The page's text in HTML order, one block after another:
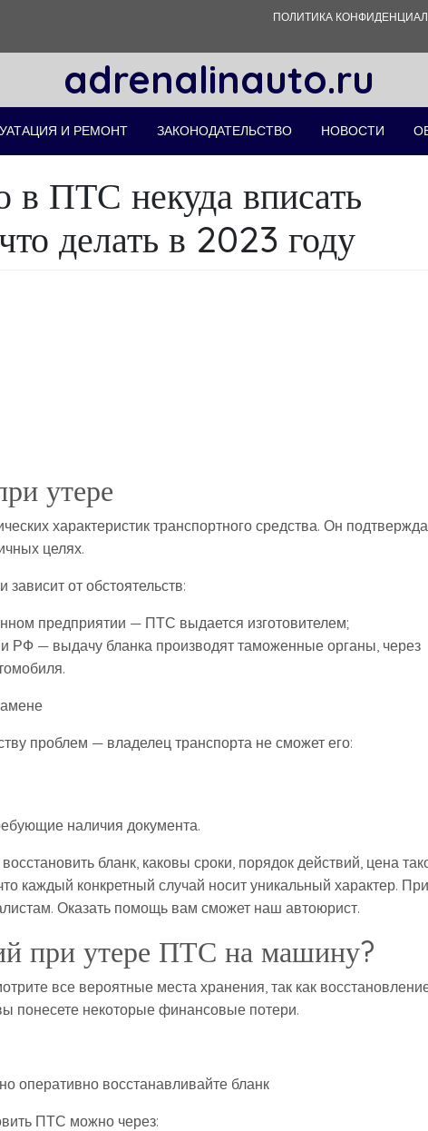
ПОЛИТИКА
adrenalinauto.ru
И РЕМОНТ ЗАКОНОДАТЕЛЬСТВО НОВОСТИ
в ПТС некуда вписать
делать в 2023 году
утере
характеристик транспортного средства. Он
целях.
от обстоятельств:
предприятии — ПТС выдается изготовителем;
РФ — выдачу бланка производят таможенные органы, через
проблем — владелец транспорта не сможет его:
наличия документа.
бланк, каковы сроки, порядок действий, цена
каждый конкретный случай носит уникальный характер. При
Оказать помощь вам сможет наш автоюрист.
при утере ПТС на машину?
все вероятные места хранения, так как
понесете некоторые финансовые потери.
оперативно восстанавливайте бланк
ПТС можно через: